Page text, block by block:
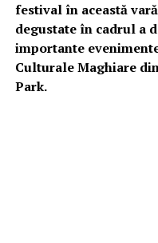
festival în această
degustate în cadrul a
importante
Culturale Maghiare
Park.